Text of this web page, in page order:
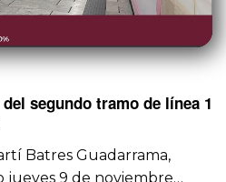
segundo tramo de línea 1
Batres Guadarrama,
9 de noviembre…